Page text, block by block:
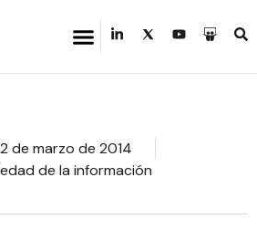
de marzo de 2014
de la información